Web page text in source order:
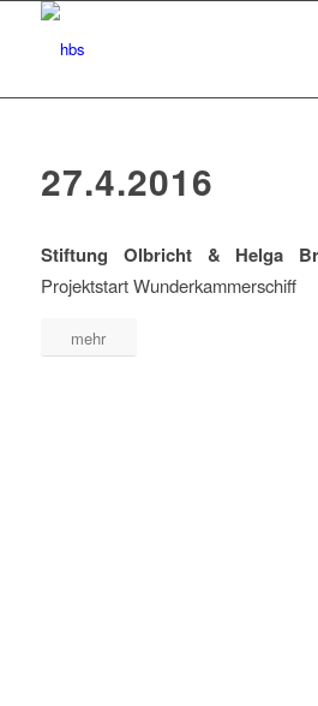
27.4.2016
Stiftung Olbricht & Helga
Projektstart Wunderkammerschiff
mehr